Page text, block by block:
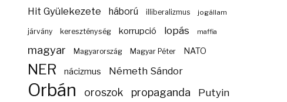
Hit Gyülekezete háború illiberalizmus jogállam
járvány kereszténység korrupció lopás maffia
magyar Magyarország Magyar Péter NATO
NER nácizmus Németh Sándor
Orbán oroszok propaganda Putyin